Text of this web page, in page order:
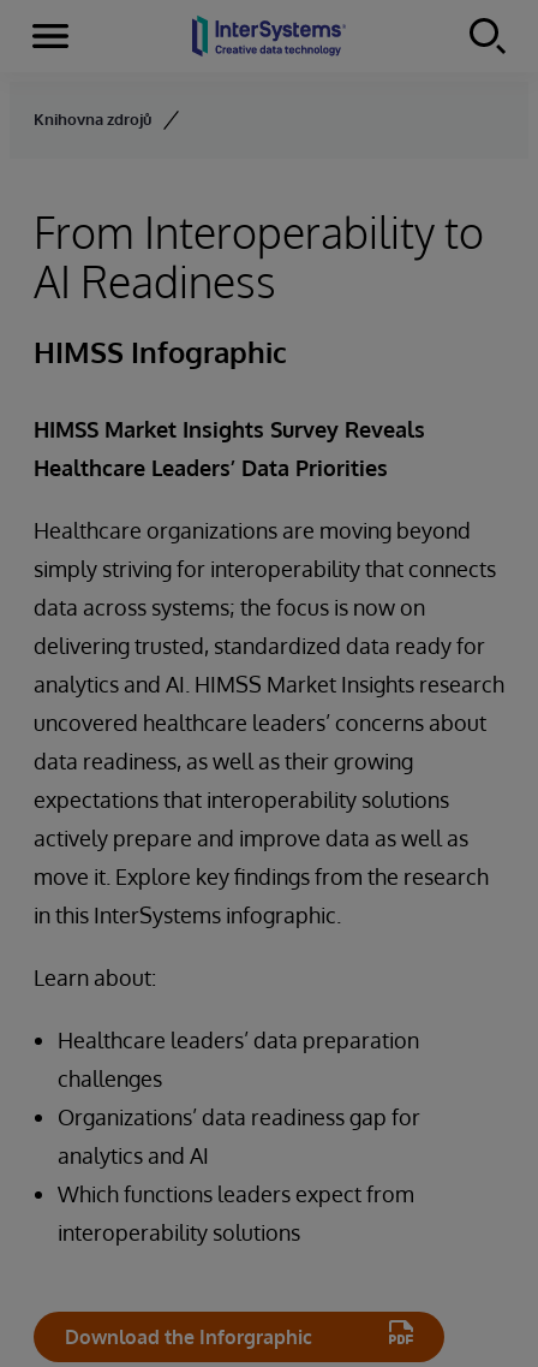
Skip to content
Menu
Knihovna zdrojů
From Interoperability to
AI Readiness
HIMSS Infographic
HIMSS Market Insights Survey Reveals
Healthcare Leaders’ Data Priorities
Healthcare organizations are moving beyond
simply striving for interoperability that connects
data across systems; the focus is now on
delivering trusted, standardized data ready for
analytics and AI. HIMSS Market Insights research
uncovered healthcare leaders’ concerns about
data readiness, as well as their growing
expectations that interoperability solutions
actively prepare and improve data as well as
move it. Explore key findings from the research
in this InterSystems infographic.
Learn about:
Healthcare leaders’ data preparation
challenges
Organizations’ data readiness gap for
analytics and AI
Which functions leaders expect from
interoperability solutions
Download the Inforgraphic